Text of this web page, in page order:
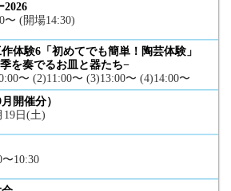
〜 (開場14:30)
体験6「初めてでも簡単！陶芸体験」
を奏でるお皿と器たち−
〜 (2)11:00〜 (3)13:00〜 (4)14:00〜
開催分）
19日(土)
10:30